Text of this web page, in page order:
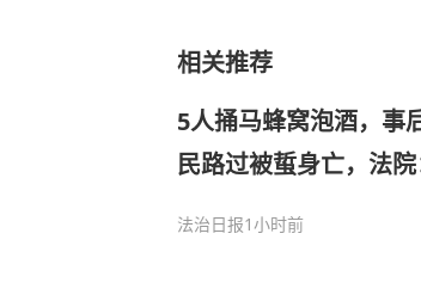
相关推荐
5人捅马蜂窝泡酒，事
民路过被蜇身亡，法
法治日报1小时前